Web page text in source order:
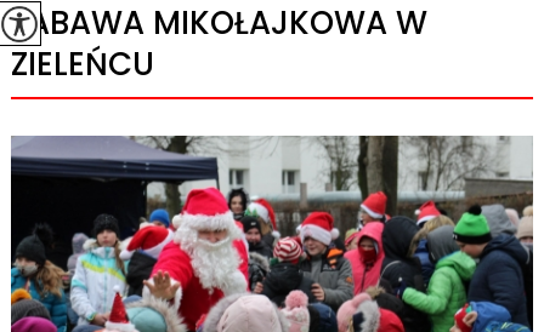
ZABAWA MIKOŁAJKOWA W
ZIELEŃCU